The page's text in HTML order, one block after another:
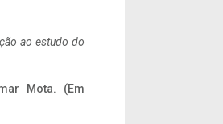
ao estudo do
Mota. (Em